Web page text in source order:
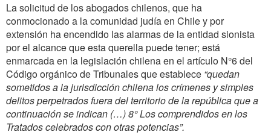
La solicitud de los abogados chilenos, que ha
conmocionado a la comunidad judía en Chile y por
extensión ha encendido las alarmas de la entidad sionista
por el alcance que esta querella puede tener; está
enmarcada en la legislación chilena en el artículo N°6 del
Código orgánico de Tribunales que establece “quedan
sometidos a la jurisdicción chilena los crímenes y simples
delitos perpetrados fuera del territorio de la república que a
continuación se indican (…) 8° Los comprendidos en los
Tratados celebrados con otras potencias”.